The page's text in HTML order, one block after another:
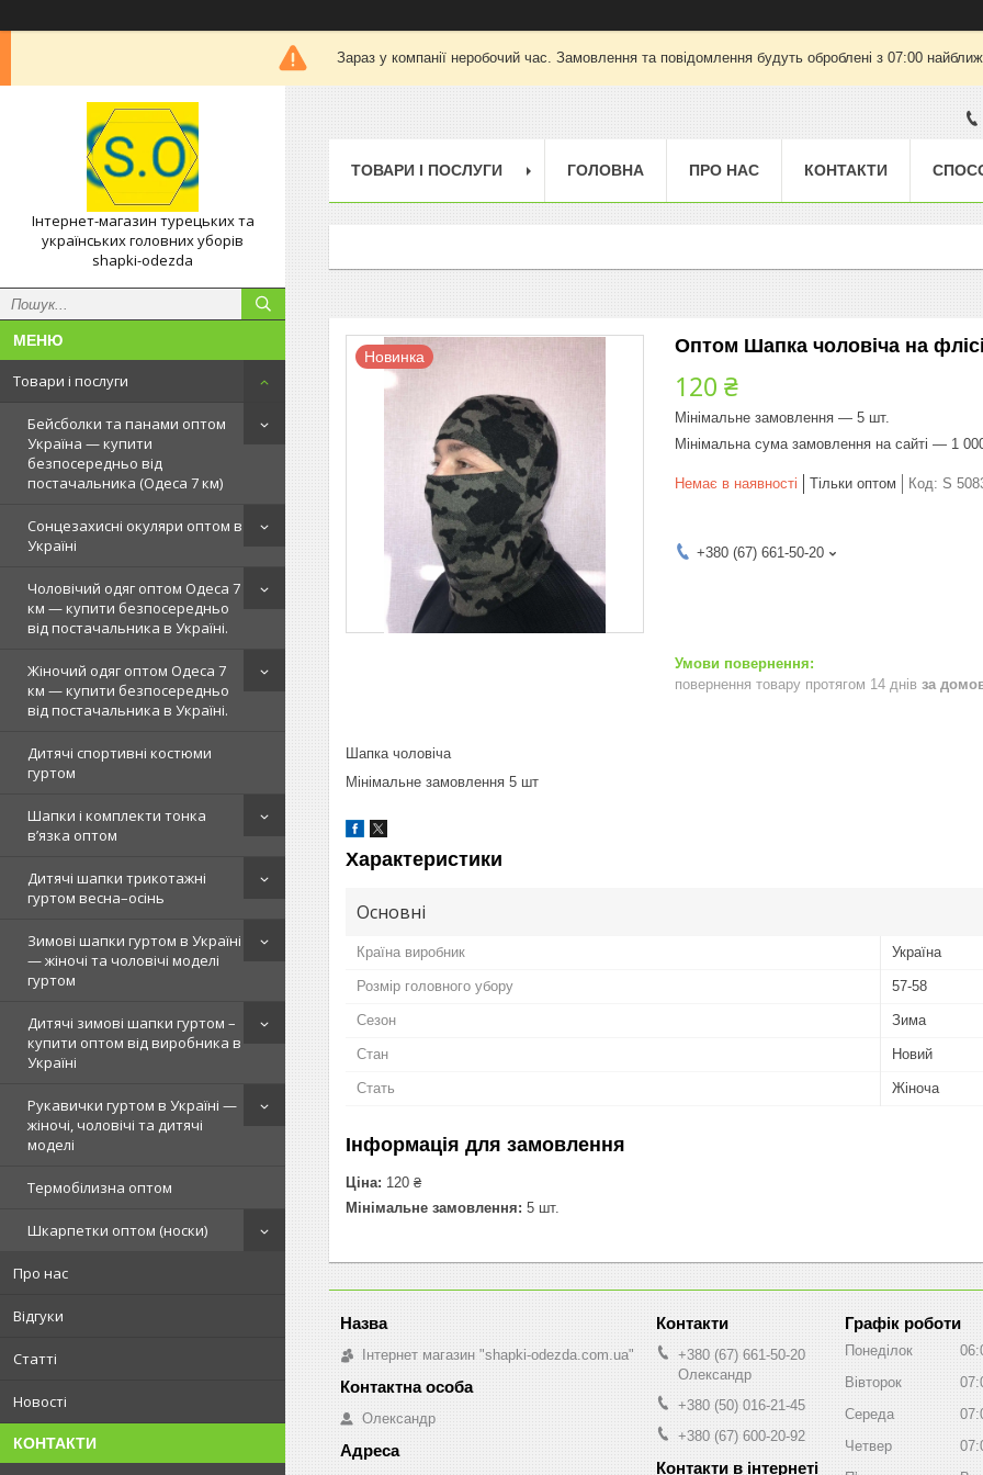
Зараз у компанії неробочий час. Замовлення та повідомлення будуть оброблені з 07:00
Інтернет-магазин турецьких та
українських головних уборів
shapki-odezda
Товари і послуги
Бейсболки та панами оптом
Україна — купити
безпосередньо від
постачальника (Одеса 7 км)
Сонцезахисні окуляри оптом в
Україні
Чоловічий одяг оптом Одеса 7
км — купити безпосередньо
від постачальника в Україні.
Жіночий одяг оптом Одеса 7
км — купити безпосередньо
від постачальника в Україні.
Дитячі спортивні костюми
гуртом
Шапки і комплекти тонка
в’язка оптом
Дитячі шапки трикотажні
гуртом весна–осінь
Зимові шапки гуртом в Україні
— жіночі та чоловічі моделі
гуртом
Дитячі зимові шапки гуртом –
купити оптом від виробника в
Україні
Рукавички гуртом в Україні —
жіночі, чоловічі та дитячі
моделі
Термобілизна оптом
Шкарпетки оптом (носки)
Про нас
Відгуки
Статті
Новості
КОНТАКТИ
ТОВАРИ І ПОСЛУГИ ГОЛОВНА ПРО НАС КОНТАКТИ
Новинка Оптом Шапка чоловіча на флісі
120 ₴
Мінімальне замовлення — 5 шт.
Мінімальна сума замовлення на сайті — 1
Немає в наявності Тільки оптом Код: S
+380 (67) 661-50-20
повернення товару протягом 14 днів за
Шапка чоловіча
Мінімальне замовлення 5 шт
Характеристики
Основні
Країна виробник Україна
Розмір головного убору 57-58
Сезон Зима
Стан Новий
Стать Жіноча
Інформація для замовлення
Ціна: 120 ₴
Мінімальне замовлення: 5 шт.
Інтернет магазин "shapki-odezda.com.ua"
Олександр
+380 (67) 661-50-20
Олександр
+380 (50) 016-21-45
+380 (67) 600-20-92
Графік роботи
Понеділок
Вівторок
Середа
Четвер